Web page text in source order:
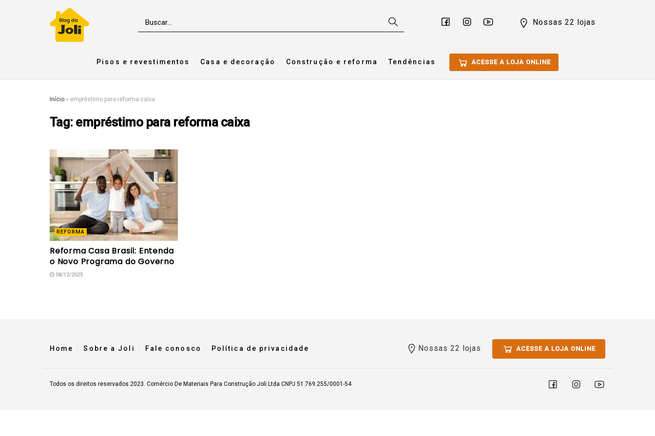
Nossas 22 lojas
Pisos e revestimentos Casa e decoração Construção e reforma Tendências ACESSE A LOJA ONLINE
Início » empréstimo para reforma caixa
Tag: empréstimo para reforma caixa
REFORMA
Reforma Casa Brasil: Entenda
o Novo Programa do Governo
08/12/2025
Home Sobre a Joli Fale conosco Política de privacidade Nossas 22 lojas ACESSE A LOJA ONLINE
Todos os direitos reservados 2023. Comércio De Materiais Para Construção Joli Ltda CNPJ 51.769.255/0001-54